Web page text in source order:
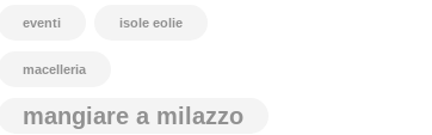
eventi isole eolie
macelleria
mangiare a milazzo